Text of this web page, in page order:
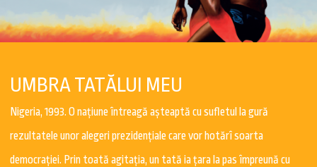
UMBRA TATĂLUI MEU
Nigeria, 1993. O națiune întreagă așteaptă cu sufletul la gură
rezultatele unor alegeri prezidențiale care vor hotărî soarta
democrației. Prin toată agitația, un tată ia țara la pas împreună cu